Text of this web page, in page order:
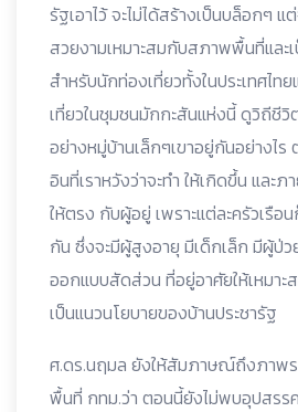
รัฐเอาไว้ จะไม่ได้สร้างเป็นบล็อกๆ แ
สวยงามเหมาะสมกับสภาพพื้นที่และ
สำหรับนักท่องเที่ยวทั้งในประเทศไทย
เที่ยวในชุมชนมักกะสันแห่งนี้ ดูวิถีชีวิ
อย่างหมู่บ้านเล็กๆเขาอยู่กันอย่างไร
อินที่เราหวังว่าจะทำ ให้เกิดขึ้น และ
ให้ตรง กับผู้อยู่ เพราะแต่ละครัวเรือ
กัน ซึ่งจะมีผู้สูงอายุ มีเด็กเล็ก มีผู้ป่
ออกแบบสัดส่วน ที่อยู่อาศัยให้เหมาะ
เป็นแนวนโยบายของบ้านประชารัฐ
ศ.ดร.นฤมล ยังให้สัมภาษณ์ถึงภาพร
พื้นที่ กทม.ว่า ตอนนี้ยังไม่พบอุปสร